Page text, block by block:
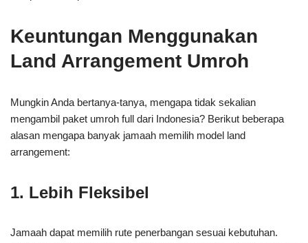
Keuntungan Menggunakan
Land Arrangement Umroh
Mungkin Anda bertanya-tanya, mengapa tidak sekalian
mengambil paket umroh full dari Indonesia? Berikut beberapa
alasan mengapa banyak jamaah memilih model land
arrangement:
1. Lebih Fleksibel
Jamaah dapat memilih rute penerbangan sesuai kebutuhan.